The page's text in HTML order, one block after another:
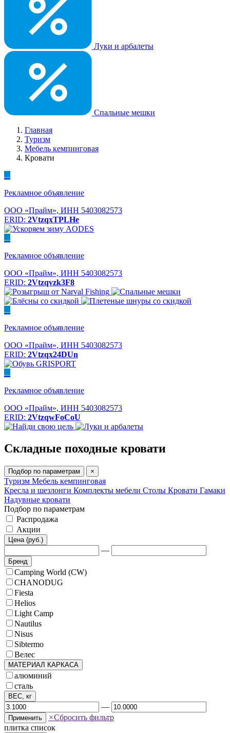
Луки и арбалеты
Спальные мешки
Главная
Туризм
Мебель кемпинговая
Кровати
...
Рекламное объявление
ООО «Прайм», ИНН 5403082573
ERID: 2VtzqxTPLHe
...
Рекламное объявление
ООО «Прайм», ИНН 5403082573
ERID: 2Vtzqvzk3F8
...
Рекламное объявление
ООО «Прайм», ИНН 5403082573
ERID: 2Vtzqx24DUn
...
Рекламное объявление
ООО «Прайм», ИНН 5403082573
ERID: 2VtzqwFoCoU
Складные походные кровати
Подбор по параметрам ×
Туризм Мебель кемпинговая
Кресла и шезлонги Комплекты мебели Столы Кровати Гамаки
Надувные кровати
Подбор по параметрам
Распродажа
Акции
Цена (руб.)
—
Бренд
Camping World (CW)
CHANODUG
Fiesta
Helios
Light Camp
Nautilus
Nisus
Sibtermo
Велес
МАТЕРИАЛ КАРКАСА
алюминий
сталь
ВЕС, кг
—
Применить ×Сбросить фильтр
плитка список